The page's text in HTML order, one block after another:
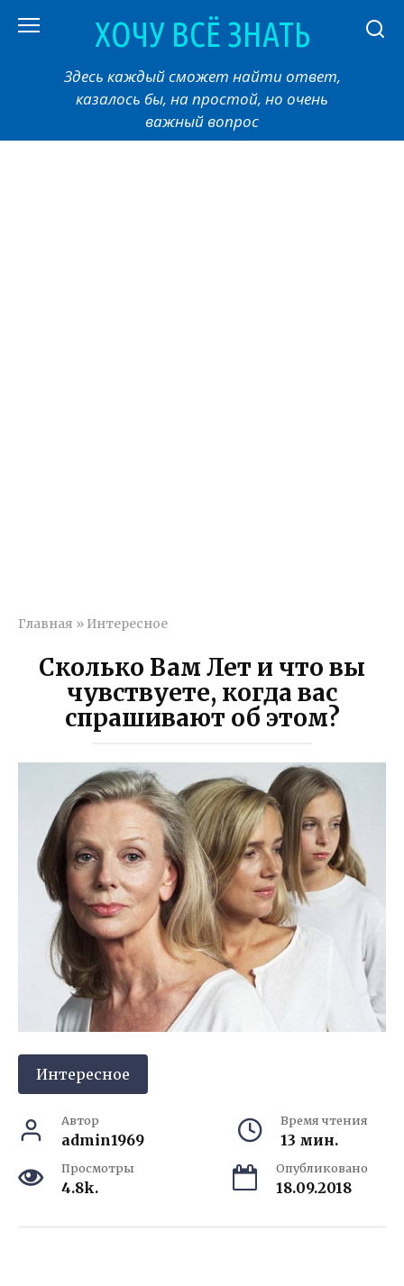
ХОЧУ ВСЁ ЗНАТЬ
Здесь каждый сможет найти ответ,
казалось бы, на простой, но очень
важный вопрос
Главная » Интересное
Сколько Вам Лет и что вы
чувствуете, когда вас
спрашивают об этом?
Интересное
Автор
admin1969
Время чтения
13 мин.
Просмотры
4.8k.
Опубликовано
18.09.2018